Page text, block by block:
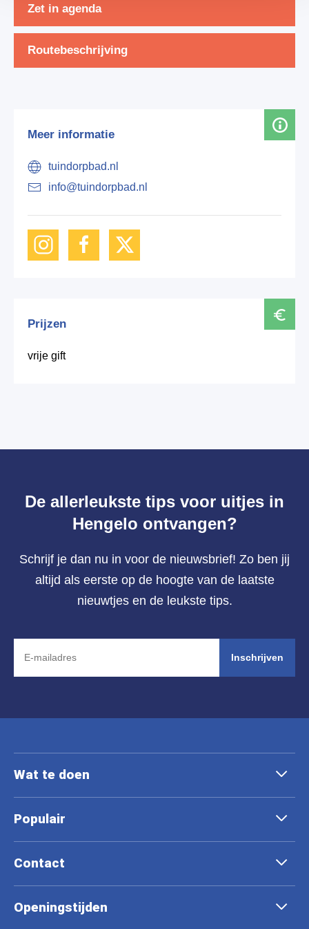
Zet in agenda
Routebeschrijving
Meer informatie
tuindorpbad.nl
info@tuindorpbad.nl
Prijzen
vrije gift
De allerleukste tips voor uitjes in
Hengelo ontvangen?
Schrijf je dan nu in voor de nieuwsbrief! Zo ben jij
altijd als eerste op de hoogte van de laatste
nieuwtjes en de leukste tips.
Inschrijven
Wat te doen
Populair
Contact
Openingstijden